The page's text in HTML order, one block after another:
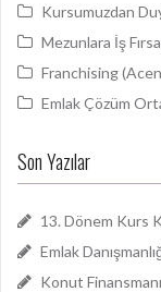
Kursumuzdan
Mezunlara İş
Franchising
Emlak Çözüm
Son Yazılar
13. Dönem Kurs
Emlak
Konut